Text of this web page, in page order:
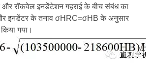
रॉकवेल इनडेंटेशन गहराई के बीच संबंध का
इनडेंटर के तनाव σHRC=σHB के अनुसार
गया।